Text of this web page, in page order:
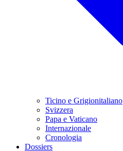
Ticino e Grigionitaliano
Svizzera
Papa e Vaticano
Internazionale
Cronologia
Dossiers